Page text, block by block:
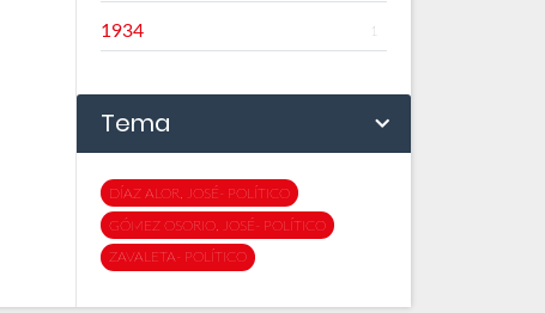
1
1934
Tema
DÍAZ ALOR, JOSÉ- POLÍTICO
GÓMEZ OSORIO, JOSÉ- POLÍTICO
ZAVALETA- POLÍTICO